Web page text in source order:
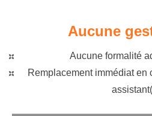
Aucune
Aucune formalité
Remplacement immédiat en